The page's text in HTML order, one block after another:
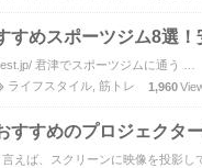
すめスポーツジム8選
君津でスポーツジムに通う …
ライフスタイル 筋トレ 1,960
すすめのプロジェクタ
えば、スクリーンに映像を投影し